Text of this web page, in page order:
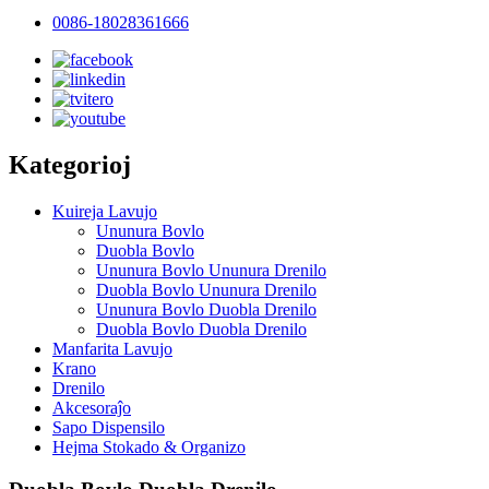
0086-18028361666
Kategorioj
Kuireja Lavujo
Ununura Bovlo
Duobla Bovlo
Ununura Bovlo Ununura Drenilo
Duobla Bovlo Ununura Drenilo
Ununura Bovlo Duobla Drenilo
Duobla Bovlo Duobla Drenilo
Manfarita Lavujo
Krano
Drenilo
Akcesoraĵo
Sapo Dispensilo
Hejma Stokado & Organizo